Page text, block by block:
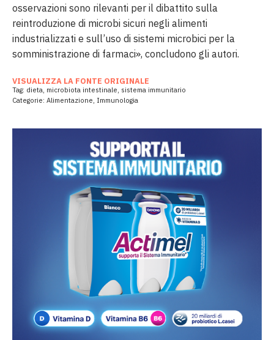
osservazioni sono rilevanti per il dibattito sulla
reintroduzione di microbi sicuri negli alimenti
industrializzati e sull’uso di sistemi microbici per la
somministrazione di farmaci», concludono gli autori.
VISUALIZZA LA FONTE ORIGINALE
Tag: dieta, microbiota intestinale, sistema immunitario
Categorie: Alimentazione, Immunologia